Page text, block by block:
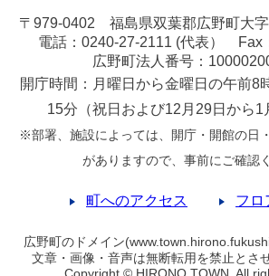
〒979-0402 福島県双葉郡広野町大
電話：0240-27-2111 (代表） Fax
広野町法人番号：
開庁時間：月曜日から金曜日の午前8
15分（祝日および12月29日から1
※部署、施設によっては、開庁・開館の日
がありますので、事前にご確認
町へのアクセス フロ
広野町のドメイン
文章・画像・音声は無断転用を禁止とさ